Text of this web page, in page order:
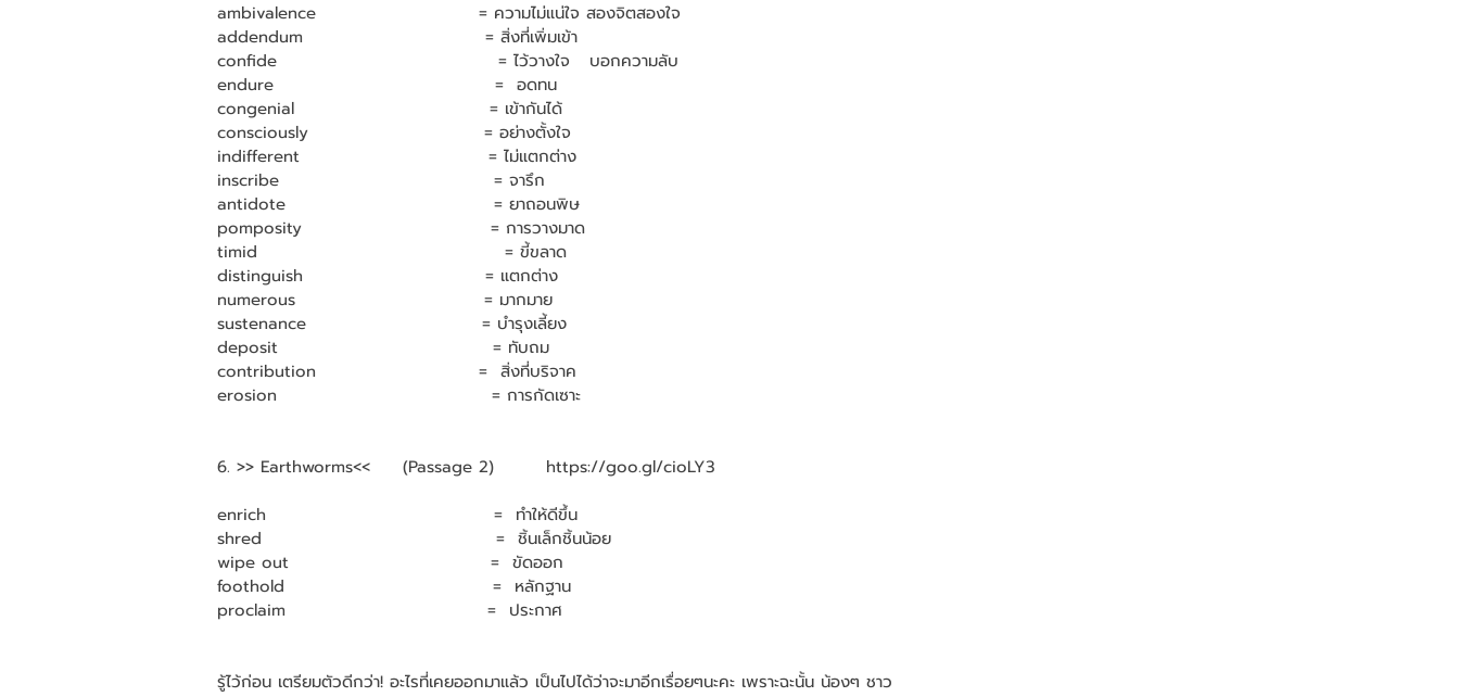
ambivalence                         = ความไม่แน่ใจ สองจิตสองใจ
addendum                            = สิ่งที่เพิ่มเข้า
confide                                  = ไว้วางใจ   บอกความลับ
endure                                  =  อดทน
congenial                              = เข้ากันได้
consciously                           = อย่างตั้งใจ
indifferent                             = ไม่แตกต่าง
inscribe                                 = จารึก
antidote                                = ยาถอนพิษ
pomposity                             = การวางมาด
timid                                      = ขี้ขลาด
distinguish                            = แตกต่าง
numerous                             = มากมาย
sustenance                           = บำรุงเลี้ยง
deposit                                 = ทับถม
contribution                         =  สิ่งที่บริจาค
erosion                                 = การกัดเซาะ
6. >> Earthworms<<     (Passage 2)        https://goo.gl/cioLY3
enrich                                   =  ทำให้ดีขึ้น
shred                                    =  ชิ้นเล็กชิ้นน้อย
wipe out                               =  ขัดออก
foothold                                =  หลักฐาน
proclaim                               =  ประกาศ
รู้ไว้ก่อน เตรียมตัวดีกว่า! อะไรที่เคยออกมาแล้ว เป็นไปได้ว่าจะมาอีกเรื่อยๆนะคะ เพราะฉะนั้น น้องๆ ชาว